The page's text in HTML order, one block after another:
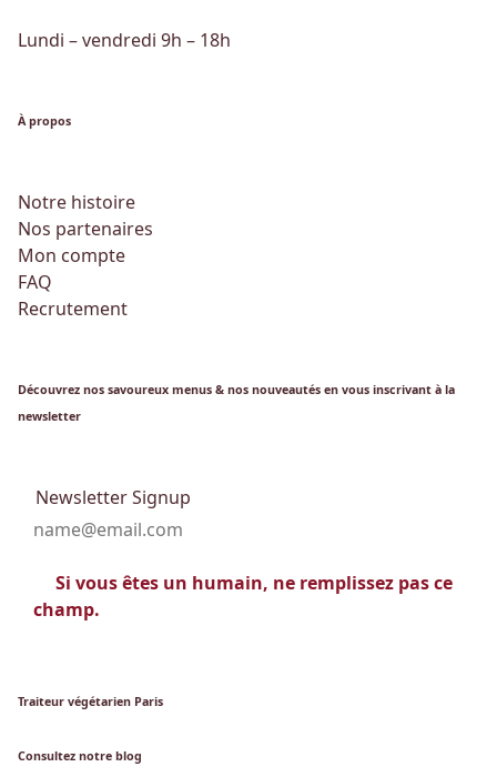
Lundi – vendredi 9h – 18h
À propos
Notre histoire
Nos partenaires
Mon compte
FAQ
Recrutement
Découvrez nos savoureux menus & nos nouveautés en vous inscrivant à la
newsletter
Newsletter Signup
Si vous êtes un humain, ne remplissez pas ce
champ.
Traiteur végétarien Paris
Consultez notre blog